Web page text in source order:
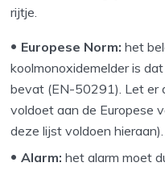
rijtje.
Europese Norm:het
koolmonoxidemelder is
bevat (EN-50291). Let er
voldoet aan de Europese
deze lijst voldoen hieraan).
Alarm: het alarm moet